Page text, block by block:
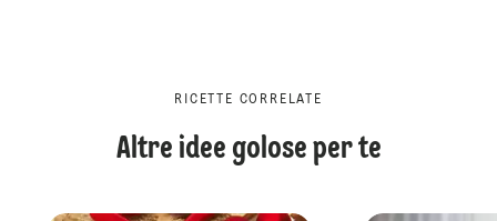
RICETTE CORRELATE
Altre idee golose per te